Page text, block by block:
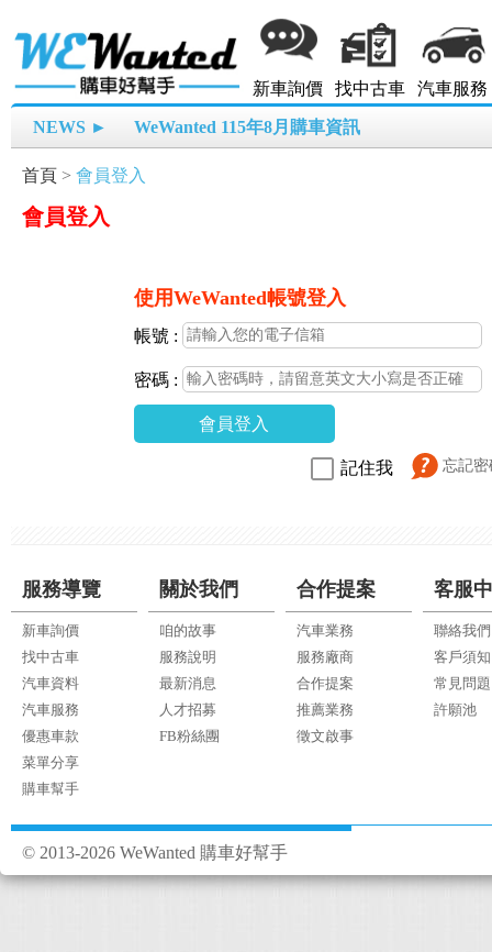
新車詢價 找中古車 汽車服務
NEWS ► WeWanted 115年8月購車資訊
首頁 > 會員登入
會員登入
使用WeWanted帳號登入
帳號 :
密碼 :
會員登入
忘記密
記住我
服務導覽
新車詢價
找中古車
汽車資料
汽車服務
優惠車款
菜單分享
購車幫手
關於我們
咱的故事
服務說明
最新消息
人才招募
FB粉絲團
合作提案
汽車業務
服務廠商
合作提案
推薦業務
徵文啟事
客服
聯絡我們
客戶須知
常見問題
許願池
© 2013-2026 WeWanted 購車好幫手